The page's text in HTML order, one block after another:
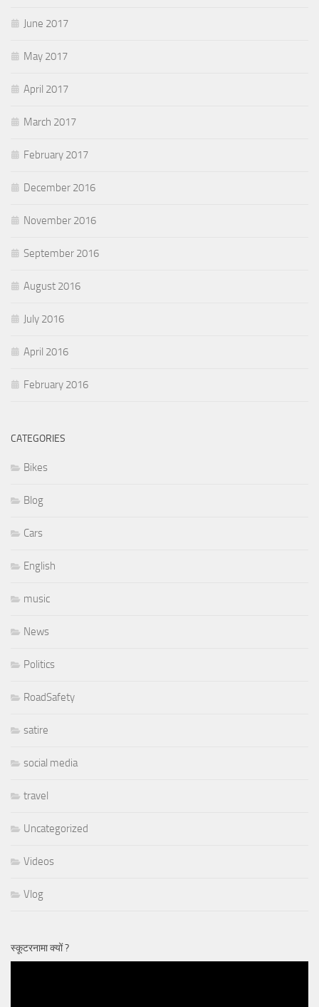
June 2017
May 2017
April 2017
March 2017
February 2017
December 2016
November 2016
September 2016
August 2016
July 2016
April 2016
February 2016
CATEGORIES
Bikes
Blog
Cars
English
music
News
Politics
RoadSafety
satire
social media
travel
Uncategorized
Videos
Vlog
स्कूटरनामा क्यों ?